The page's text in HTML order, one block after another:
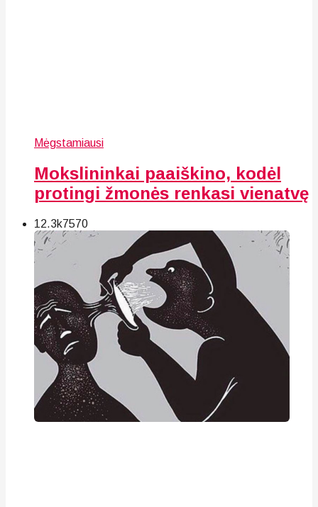
Mėgstamiausi
Mokslininkai paaiškino, kodėl
protingi žmonės renkasi vienatvę
12.3k7570